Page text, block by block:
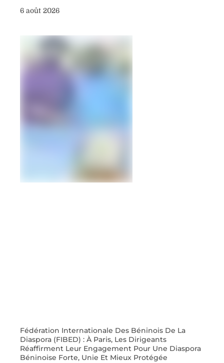
6 août 2026
Fédération Internationale Des Béninois De La
Diaspora (FIBED) : À Paris, Les Dirigeants
Réaffirment Leur Engagement Pour Une Diaspora
Béninoise Forte, Unie Et Mieux Protégée